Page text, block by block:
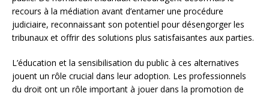
recours à la médiation avant d’entamer une procédure
judiciaire, reconnaissant son potentiel pour désengorger les
tribunaux et offrir des solutions plus satisfaisantes aux parties.
L’éducation et la sensibilisation du public à ces alternatives
jouent un rôle crucial dans leur adoption. Les professionnels
du droit ont un rôle important à jouer dans la promotion de